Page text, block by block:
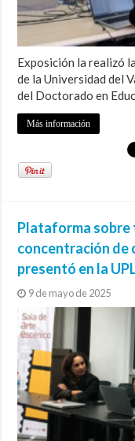
Exposición la realizó
de la Universidad del
del Doctorado en
Más información
Plataforma sobre
concentración de
presentó en la
9 de mayo de 2025